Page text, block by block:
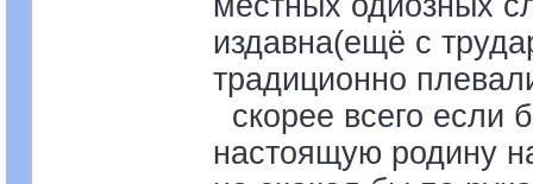
издавна(ещё с
традиционно
скорее всего если
настоящую родину